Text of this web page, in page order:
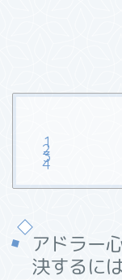
アドラー
決するに